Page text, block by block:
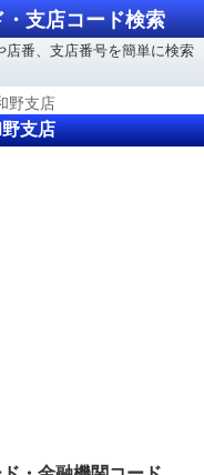
支店コード検索
番、支店番号を簡単に検索
野支店
支店